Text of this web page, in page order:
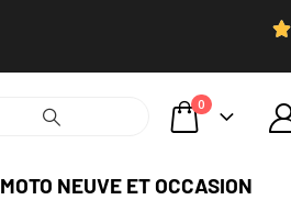
0
MOTO NEUVE ET OCCASION